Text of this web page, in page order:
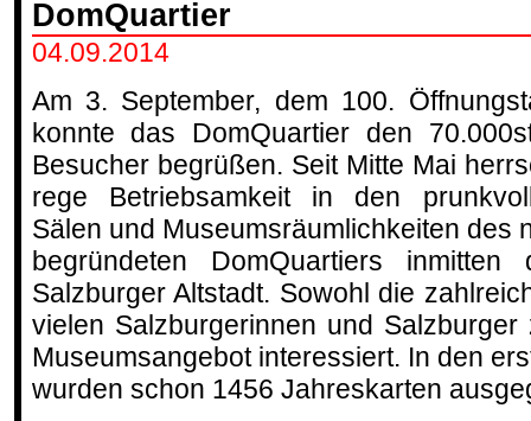
DomQuartier
04.09.2014
Am 3. September, dem 100.
konnte das DomQuartier den
Besucher begrüßen. Seit Mitte Mai
rege Betriebsamkeit in den
Sälen und Museumsräumlichkeiten des
begründeten DomQuartiers inmitten
Salzburger Altstadt. Sowohl die
vielen Salzburgerinnen und
Museumsangebot interessiert. In den
wurden schon 1456 Jahreskarten